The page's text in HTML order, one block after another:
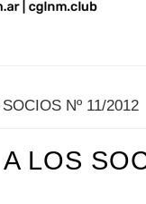
Nº 11/2012
LOS